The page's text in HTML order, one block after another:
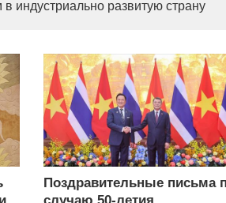
в индустриально развитую страну
Поздравительные письма